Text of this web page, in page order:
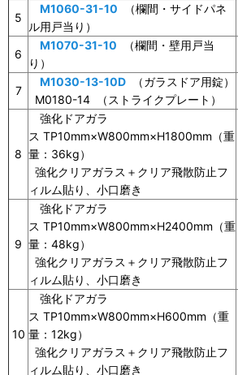
5
M1060-31-10 （欄間・サイドパネ
ル用戸当り）
6
M1070-31-10 （欄間・壁用戸当
り）
7
M1030-13-10D （ガラスドア用錠）
M0180-14 （ストライクプレート）
8
強化ドアガラ
ス TP10mm×W800mm×H1800mm（重
量：36kg）
強化クリアガラス＋クリア飛散防止フ
ィルム貼り、小口磨き
9
強化ドアガラ
ス TP10mm×W800mm×H2400mm（重
量：48kg）
強化クリアガラス＋クリア飛散防止フ
ィルム貼り、小口磨き
10
強化ドアガラ
ス TP10mm×W800mm×H600mm（重
量：12kg）
強化クリアガラス＋クリア飛散防止フ
ィルム貼り、小口磨き